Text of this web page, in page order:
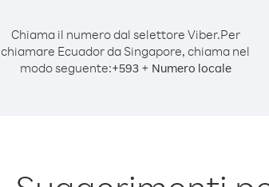
Chiama il numero dal selettore Viber.Per
chiamare Ecuador da Singapore, chiama nel
modo seguente:+593+ Numero locale